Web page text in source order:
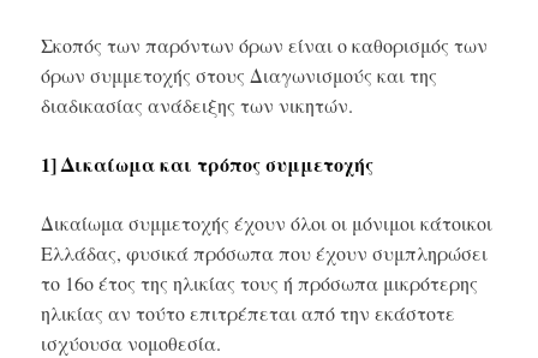
Σκοπός των παρόντων όρων είναι ο καθορισμός των
όρων συμμετοχής στους Διαγωνισμούς και της
διαδικασίας ανάδειξης των νικητών.
1] Δικαίωμα και τρόπος συμμετοχής
Δικαίωμα συμμετοχής έχουν όλοι οι μόνιμοι κάτοικοι
Ελλάδας, φυσικά πρόσωπα που έχουν συμπληρώσει
το 16ο έτος της ηλικίας τους ή πρόσωπα μικρότερης
ηλικίας αν τούτο επιτρέπεται από την εκάστοτε
ισχύουσα νομοθεσία.